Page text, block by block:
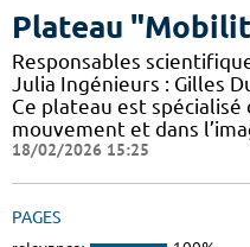
Plateau
Responsables
Julia Ingénieurs : Gilles
Ce plateau est
mouvement et dans
18/02/2026 15:25
PAGES